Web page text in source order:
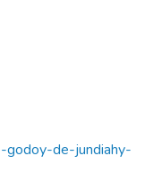
de-jundiahy-